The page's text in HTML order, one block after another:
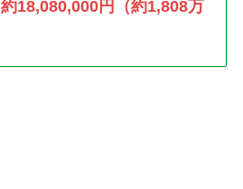
約18,080,000円（約1,808万